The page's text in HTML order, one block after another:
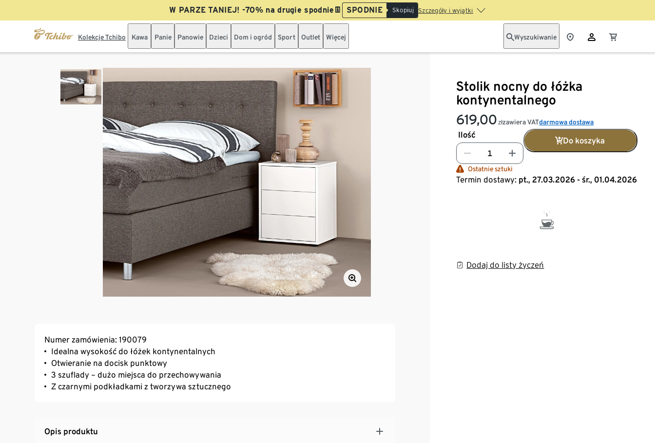
W PARZE TANIEJ! -70% na drugie spodnie👖 SPODNIE Skopiuj Szczegóły i wyjątki
Kolekcje Tchibo Kawa Panie Panowie Dzieci Dom i ogród Sport Outlet Więcej Wyszukiwanie
Stolik nocny do łóżka
kontynentalnego
619,00 złzawiera VATdarmowa dostawa
Ilość
Do koszyka
Ostatnie sztuki
Termin dostawy: pt., 27.03.2026 - śr., 01.04.2026
Dodaj do listy życzeń
Numer zamówienia: 190079
Idealna wysokość do łóżek kontynentalnych
Otwieranie na docisk punktowy
3 szuflady – dużo miejsca do przechowywania
Z czarnymi podkładkami z tworzywa sztucznego
Opis produktu